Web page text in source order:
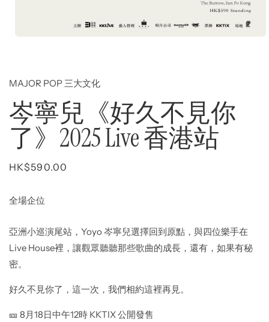
MAJOR POP 三大文化
岑寧兒《好久不見你
了》2025 Live 香港站
Regular
HK$590.00
全場企位
亞洲小巡演尾站，Yoyo 岑寧兒選擇回到原點，與四位樂手在
Live House裡，讓觀眾聽聽那些歌曲的成長，還有，如果有秘
密。
好久不見你了，這一次，我們相約這裡再見。
🎫 8月18日中午12時 KKTIX 公開發售